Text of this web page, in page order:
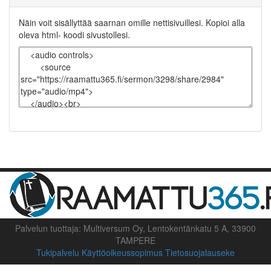
Näin voit sisällyttää saarnan omille nettisivuillesi. Kopioi alla
oleva html- koodi sivustollesi.
Palvelun tuottaja: Multiversum Oy, Lentokentänkatu 5 A, 33900
TAMPERE
Tukipalvelu Käyttöoikeussopimus Tietosuojalauseke